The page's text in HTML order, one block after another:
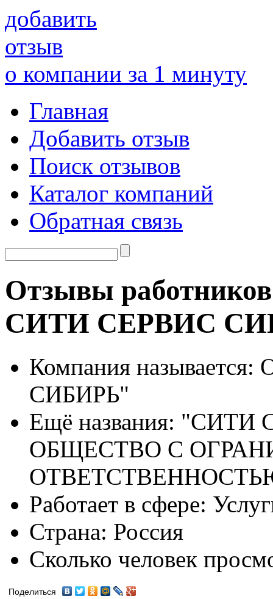
добавить
отзыв
о компании за 1 минуту
Главная
Добавить отзыв
Поиск отзывов
Каталог компаний
Обратная связь
Отзывы
СИТИ СЕРВИС
Компания называется:
СИБИРЬ"
Ещё названия: "СИТИ
ОБЩЕСТВО С
Работает в сфере:
Страна: Россия
Сколько человек
Поделиться